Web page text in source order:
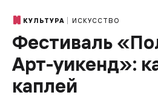
КУЛЬТУРА ИСКУССТВО
Фестиваль
Арт-уикенд»:
каплей